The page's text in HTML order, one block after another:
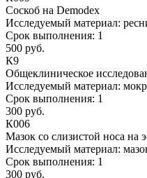
Соскоб на Demodex
Исследуемый материал:
Срок выполнения: 1
500 руб.
К9
Общеклиническое
Исследуемый материал:
Срок выполнения: 1
300 руб.
К006
Мазок со слизистой носа
Исследуемый материал:
Срок выполнения: 1
300 руб.